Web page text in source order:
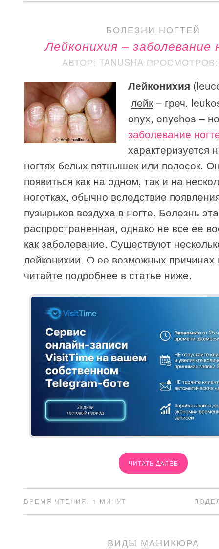
БОЛЕЗНИ НОГТЕЙ
Лейконихия – заболевание
АВТОР: TANUSHA ПРОСМОТРОВ:
Лейконихия
лейк – греч.
onyx, onychos –
заболевание
характеризуется
ногтях белых пятнышек или полосок.
появиться как на одном, так и на
ноготках, обычно вследствие
пузырьков воздуха в ногте. Болезнь
распространенная, однако не все ее
как заболевание. Существуют
лейконихии. О ее возможных причинах
читайте подробнее в статье ниже.
ЧИТАТЬ ДАЛЕЕ
ВРЕМЯ ЧТЕНИЯ: 1 МИНУТ
ВИДЫ МАНИКЮРА